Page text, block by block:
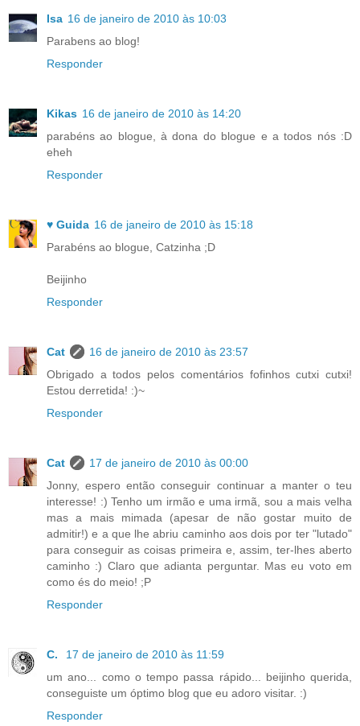
Isa 16 de janeiro de 2010 às 10:03
Parabens ao blog!
Responder
Kikas 16 de janeiro de 2010 às 14:20
parabéns ao blogue, à dona do blogue e a todos nós :D
eheh
Responder
♥ Guida 16 de janeiro de 2010 às 15:18
Parabéns ao blogue, Catzinha ;D
Beijinho
Responder
Cat
16 de janeiro de 2010 às 23:57
Obrigado a todos pelos comentários fofinhos cutxi cutxi!
Estou derretida! :)~
Responder
Cat
17 de janeiro de 2010 às 00:00
Jonny, espero então conseguir continuar a manter o teu
interesse! :) Tenho um irmão e uma irmã, sou a mais velha
mas a mais mimada (apesar de não gostar muito de
admitir!) e a que lhe abriu caminho aos dois por ter "lutado"
para conseguir as coisas primeira e, assim, ter-lhes aberto
caminho :) Claro que adianta perguntar. Mas eu voto em
como és do meio! ;P
Responder
C.
17 de janeiro de 2010 às 11:59
um ano... como o tempo passa rápido... beijinho querida,
conseguiste um óptimo blog que eu adoro visitar. :)
Responder